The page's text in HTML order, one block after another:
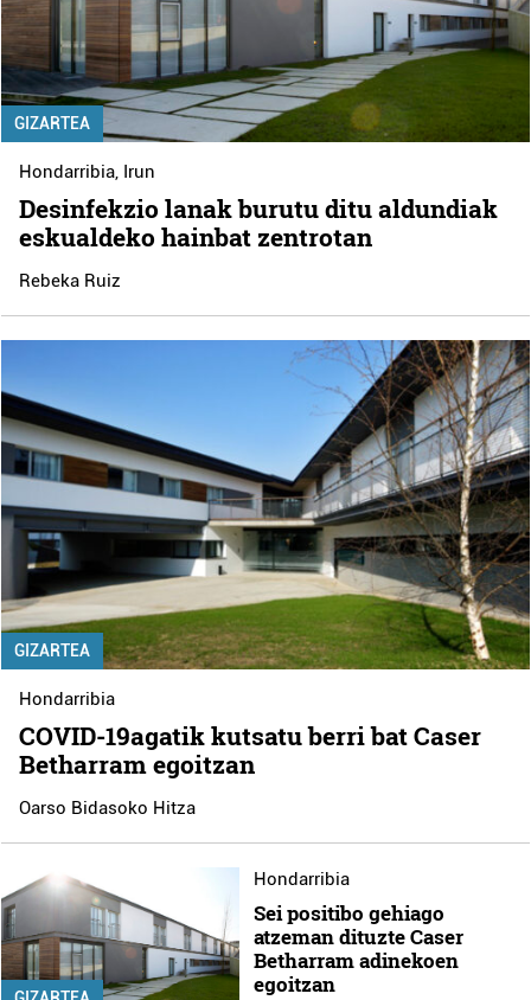
GIZARTEA
Hondarribia Irun
Desinfekzio lanak burutu ditu aldundiak
eskualdeko hainbat zentrotan
Rebeka Ruiz
GIZARTEA
Hondarribia
COVID-19agatik kutsatu berri bat Caser
Betharram egoitzan
Oarso Bidasoko Hitza
Hondarribia
Sei positibo gehiago
atzeman dituzte Caser
Betharram adinekoen
egoitzan